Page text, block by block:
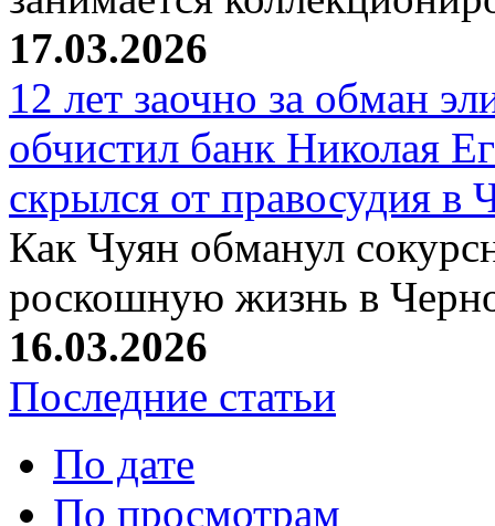
17.03.2026
12 лет заочно за обман
обчистил банк Николая
скрылся от правосудия в
Как Чуян обманул
роскошную жизнь в
16.03.2026
Последние статьи
По дате
По просмотрам